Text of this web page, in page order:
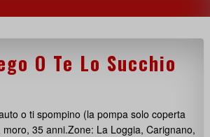
O Te Lo Succhio
o ti spompino (la pompa solo coperta
35 anni.Zone: La Loggia, Carignano,